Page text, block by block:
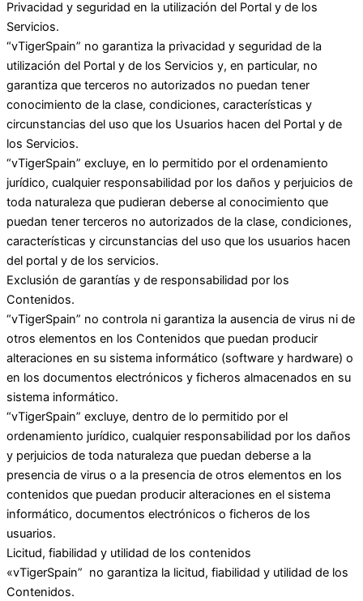
Privacidad y seguridad en la utilización del Portal y de los
Servicios.
“vTigerSpain” no garantiza la privacidad y seguridad de la
utilización del Portal y de los Servicios y, en particular, no
garantiza que terceros no autorizados no puedan tener
conocimiento de la clase, condiciones, características y
circunstancias del uso que los Usuarios hacen del Portal y de
los Servicios.
“vTigerSpain” excluye, en lo permitido por el ordenamiento
jurídico, cualquier responsabilidad por los daños y perjuicios de
toda naturaleza que pudieran deberse al conocimiento que
puedan tener terceros no autorizados de la clase, condiciones,
características y circunstancias del uso que los usuarios hacen
del portal y de los servicios.
Exclusión de garantías y de responsabilidad por los
Contenidos.
“vTigerSpain” no controla ni garantiza la ausencia de virus ni de
otros elementos en los Contenidos que puedan producir
alteraciones en su sistema informático (software y hardware) o
en los documentos electrónicos y ficheros almacenados en su
sistema informático.
“vTigerSpain” excluye, dentro de lo permitido por el
ordenamiento jurídico, cualquier responsabilidad por los daños
y perjuicios de toda naturaleza que puedan deberse a la
presencia de virus o a la presencia de otros elementos en los
contenidos que puedan producir alteraciones en el sistema
informático, documentos electrónicos o ficheros de los
usuarios.
Licitud, fiabilidad y utilidad de los contenidos
«vTigerSpain” no garantiza la licitud, fiabilidad y utilidad de los
Contenidos.